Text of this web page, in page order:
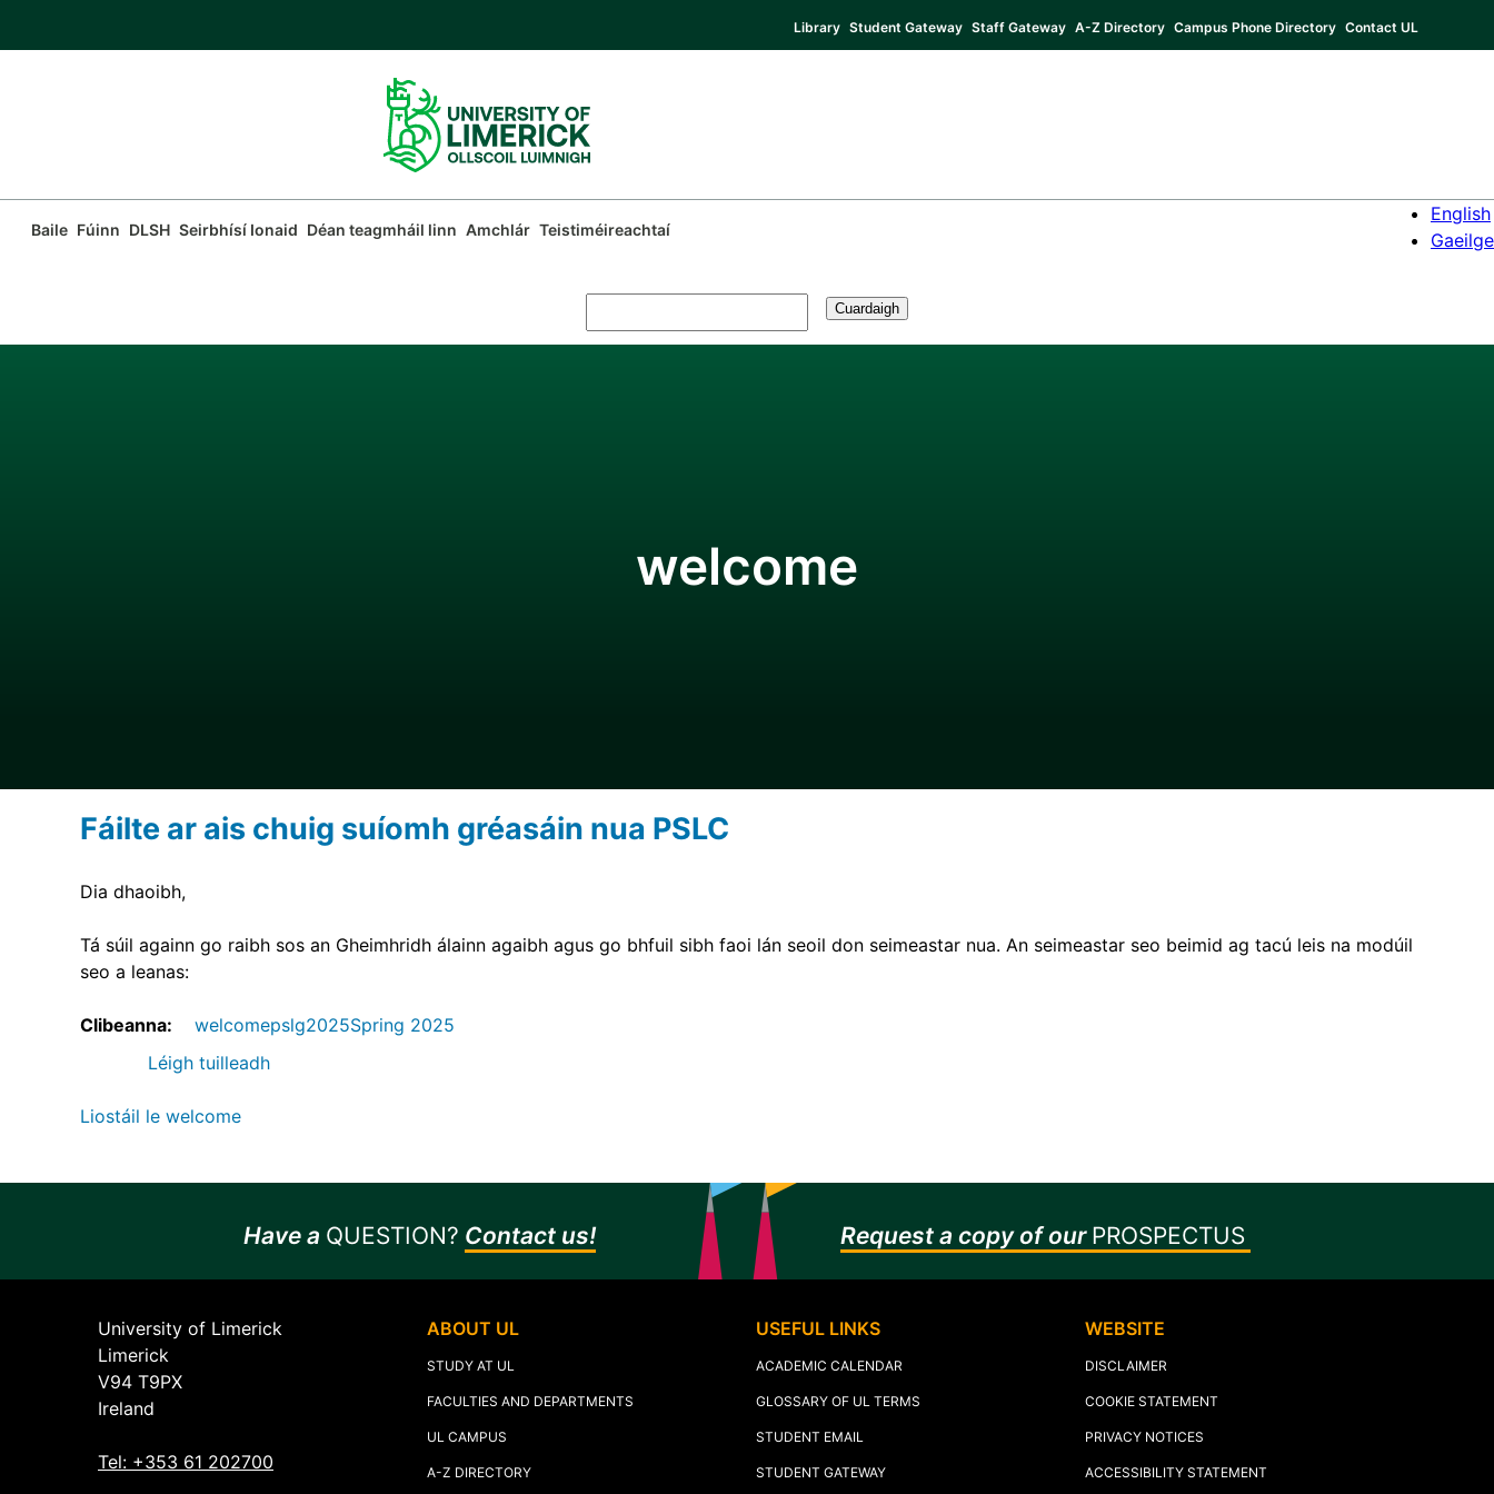
Library Student Gateway Staff Gateway A-Z Directory Campus Phone Directory Contact UL
Main
Baile Fúinn DLSH Seirbhísí Ionaid Déan teagmháil linn Amchlár Teistiméireachtaí
English
Gaeilge
welcome
Fáilte ar ais chuig suíomh gréasáin nua PSLC
Dia dhaoibh,
Tá súil againn go raibh sos an Gheimhridh álainn agaibh agus go bhfuil sibh faoi lán seoil don seimeastar nua. An seimeastar seo beimid ag tacú leis na modúil
seo a leanas:
Clibeanna welcomepslg2025Spring 2025
Léigh tuilleadh
gréasáin
nua
PSLC
Liostáil le welcome
Have a QUESTION? Contact us! Request a copy of our PROSPECTUS
University of Limerick
Limerick
V94 T9PX
Ireland
Tel: +353 61 202700
ABOUT UL
STUDY AT UL
FACULTIES AND DEPARTMENTS
UL CAMPUS
A-Z DIRECTORY
USEFUL LINKS
ACADEMIC CALENDAR
GLOSSARY OF UL TERMS
STUDENT EMAIL
STUDENT GATEWAY
WEBSITE
DISCLAIMER
COOKIE STATEMENT
PRIVACY NOTICES
ACCESSIBILITY STATEMENT